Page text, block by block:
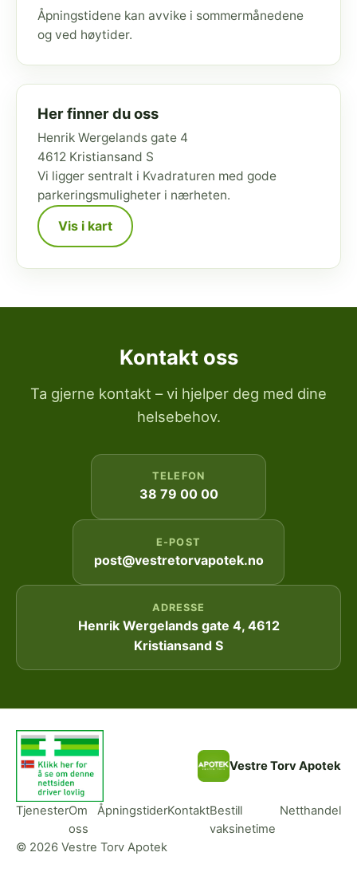
Åpningstidene kan avvike i sommermånedene
og ved høytider.
Her finner du oss
Henrik Wergelands gate 4
4612 Kristiansand S
Vi ligger sentralt i Kvadraturen med gode
parkeringsmuligheter i nærheten.
Vis i kart
Kontakt oss
Ta gjerne kontakt – vi hjelper deg med dine
helsebehov.
TELEFON
38 79 00 00
E-POST
post@vestretorvapotek.no
ADRESSE
Henrik Wergelands gate 4, 4612
Kristiansand S
Vestre Torv Apotek
TjenesterOm
oss
ÅpningstiderKontaktBestill
vaksinetime
Netthandel
© 2026 Vestre Torv Apotek